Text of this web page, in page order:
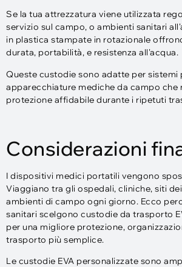
Se la tua attrezzatura viene utilizzata
servizio sul campo, o ambienti sanitari
in plastica stampate in rotazionale
durata, portabilità, e resistenza all'acqua.
Queste custodie sono adatte per sistemi
apparecchiature mediche da campo che
protezione affidabile durante i ripetuti
Considerazioni
I dispositivi medici portatili vengono
Viaggiano tra gli ospedali, cliniche, siti
ambienti di campo ogni giorno. Ecco
sanitari scelgono custodie da trasporto
per una migliore protezione,
trasporto più semplice.
Le custodie EVA personalizzate sono